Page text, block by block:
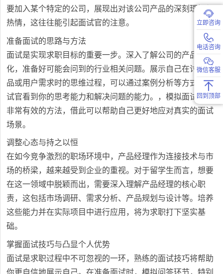
要加入某个特定的公司，展现出对该公司产品的深刻理解与
热情，这往往能引起面试官的注意。
准备面试的思路与方法
面试是实现求职目标的重要一步。深入了解公司的产品与文
化，准备好可能会问到的行业相关问题。展示自己在讨论产
品或用户需求时的思维过程，可以通过案例分析等方式让面
试官看到你的思考能力和解决问题的能力。，模拟面试也是
非常有效的方法，借此可以帮助自己更好地应对真实的面试
场景。
调整心态与持之以恒
在如今竞争激烈的职场环境中，产品经理作为连接技术与市
场的桥梁，越来越受到企业的重视。对于留学生而言，想要
在这一领域中脱颖而出，需要深入理解产品经理的核心职
责，这包括市场调研、需求分析、产品规划与设计等。培养
这些能力并在实际项目中进行应用，将为求职打下坚实基
础。
掌握面试技巧与凸显个人优势
面试是求职过程中不可忽视的一环，熟练的面试技巧将帮助
立即咨询
电话咨询
微信客服
回到顶部